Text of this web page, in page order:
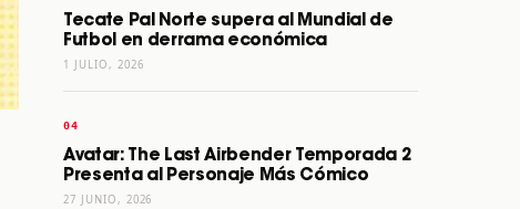
Tecate Pal Norte supera al Mundial de
Futbol en derrama económica
1 JULIO, 2026
Avatar: The Last Airbender Temporada 2
Presenta al Personaje Más Cómico
27 JUNIO, 2026